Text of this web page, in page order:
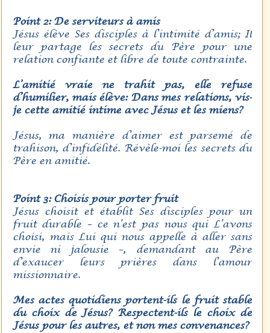
Point 2: De serviteurs à amis
Jésus élève Ses disciples à l’intimité d’amis; Il
leur partage les secrets du Père pour une
relation confiante et libre de toute contrainte.
L’amitié vraie ne trahit pas, elle refuse
d’humilier, mais élève: Dans mes relations, vis-
je cette amitié intime avec Jésus et les miens?
Jésus, ma manière d’aimer est parsemé de
trahison, d’infidélité. Révèle-moi les secrets du
Père en amitié.
Point 3: Choisis pour porter fruit
Jésus choisit et établit Ses disciples pour un
fruit durable – ce n’est pas nous qui L’avons
choisi, mais Lui qui nous appelle à aller sans
envie ni jalousie –, demandant au Père
d’exaucer leurs prières dans l’amour
missionnaire.
Mes actes quotidiens portent-ils le fruit stable
du choix de Jésus? Respectent-ils le choix de
Jésus pour les autres, et non mes convenances?